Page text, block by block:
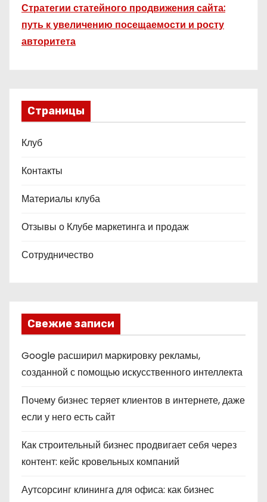
Стратегии статейного продвижения сайта:
путь к увеличению посещаемости и росту
авторитета
Страницы
Клуб
Контакты
Материалы клуба
Отзывы о Клубе маркетинга и продаж
Сотрудничество
Свежие записи
Google расширил маркировку рекламы,
созданной с помощью искусственного интеллекта
Почему бизнес теряет клиентов в интернете, даже
если у него есть сайт
Как строительный бизнес продвигает себя через
контент: кейс кровельных компаний
Аутсорсинг клининга для офиса: как бизнес